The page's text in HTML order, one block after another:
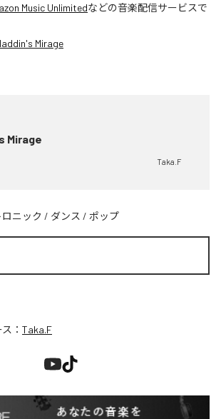
Music Unlimitedなどの音楽配信サービスで
Mirage
Mirage
Taka.F
ニック / ダンス / ポップ
： Taka.F